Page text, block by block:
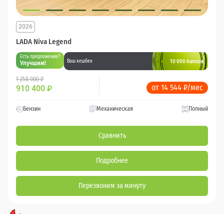
LADA Niva Legend
2026
Есть предложение?
Улучшим! Ваш кешбек 10 000 баллов
1 258 000 ₽
910 400 ₽ от 14 544 ₽/мес
Бензин Механическая Полный
Сравнить
Подробнее
Перезвоним за минуту